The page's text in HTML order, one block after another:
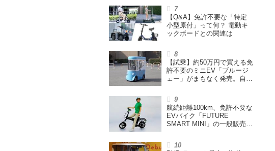
【Q&A】免許不要な「特定
小型原付」って何？ 電動キ
ックボードとの関連は
【試乗】約50万円で買える免
許不要のミニEV「ブルージ
ェー」がまもなく発売。自転
小型原付で、FCEVモデルも
展開
航続距離100km、免許不要な
EVバイク「FUTURE
SMART MINI」の一般販売ス